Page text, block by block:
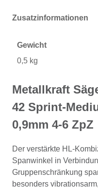
Zusatzinformationen
Gewicht
0,5 kg
Metallkraft
42 Sprint-
0,9mm 4-6 ZpZ
Der verstärkte HL-
Spanwinkel in
Gruppenschränkung
besonders